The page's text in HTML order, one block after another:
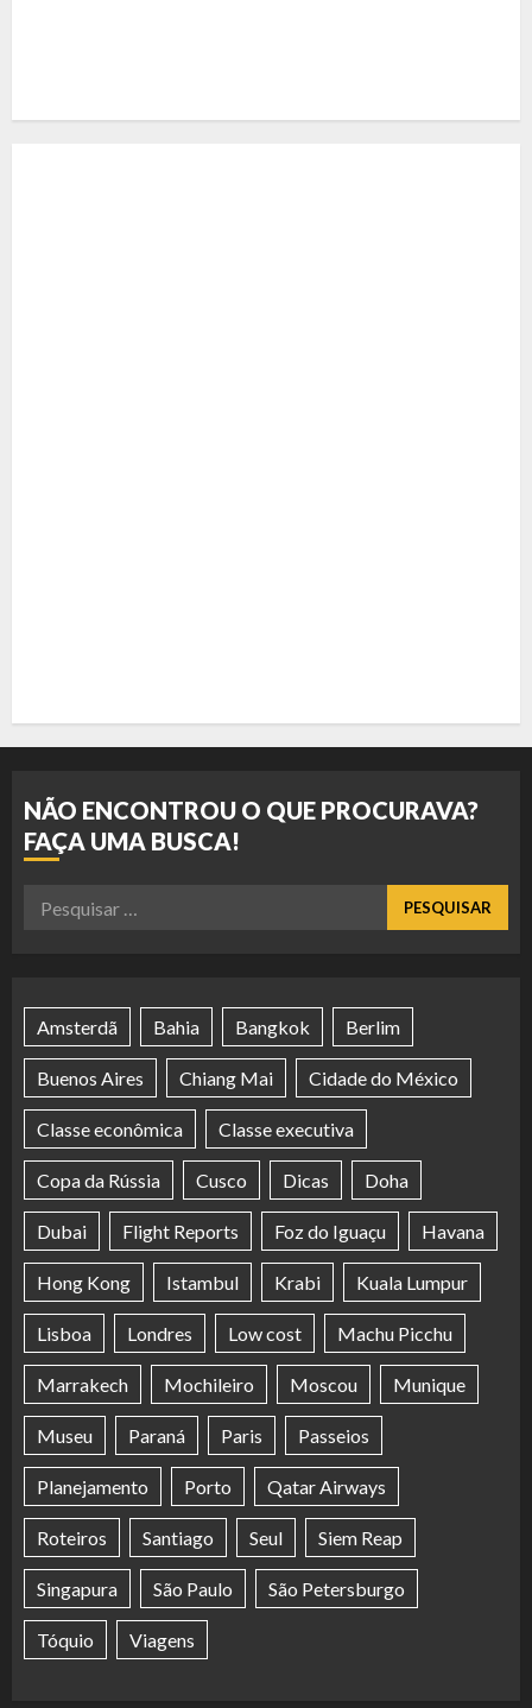
NÃO ENCONTROU O QUE PROCURAVA?
FAÇA UMA BUSCA!
Pesquisar
Amsterdã Bahia Bangkok Berlim
Buenos Aires Chiang Mai Cidade do México
Classe econômica Classe executiva
Copa da Rússia Cusco Dicas Doha
Dubai Flight Reports Foz do Iguaçu Havana
Hong Kong Istambul Krabi Kuala Lumpur
Lisboa Londres Low cost Machu Picchu
Marrakech Mochileiro Moscou Munique
Museu Paraná Paris Passeios
Planejamento Porto Qatar Airways
Roteiros Santiago Seul Siem Reap
Singapura São Paulo São Petersburgo
Tóquio Viagens